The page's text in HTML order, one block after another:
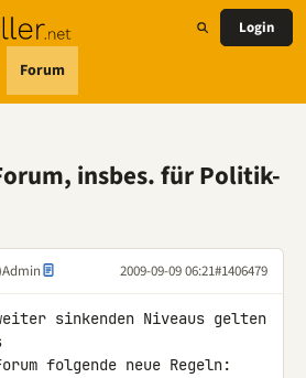
Forum
Login
insbes. für Politik-
Admin 2009-09-09 06:21#1406479
sinkenden Niveaus gelten
folgende neue Regeln: